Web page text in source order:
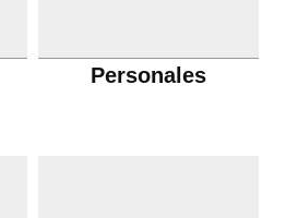
Personales